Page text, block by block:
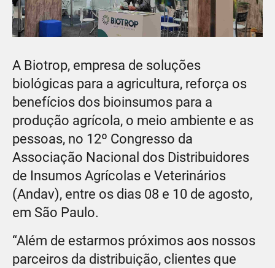
A Biotrop, empresa de soluções
biológicas para a agricultura, reforça os
benefícios dos bioinsumos para a
produção agrícola, o meio ambiente e as
pessoas, no 12º Congresso da
Associação Nacional dos Distribuidores
de Insumos Agrícolas e Veterinários
(Andav), entre os dias 08 e 10 de agosto,
em São Paulo.
“Além de estarmos próximos aos nossos
parceiros da distribuição, clientes que